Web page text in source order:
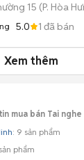
15 (P. Hòa
5.0 1 đã bán
Xem thêm
mua bán Tai nghe
: 9 sản phẩm
phẩm